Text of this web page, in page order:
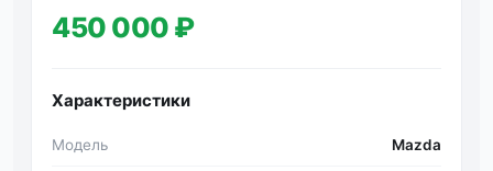
450 000 ₽
Характеристики
Модель Mazda